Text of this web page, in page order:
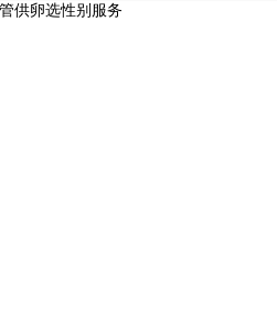
供卵选性别服务